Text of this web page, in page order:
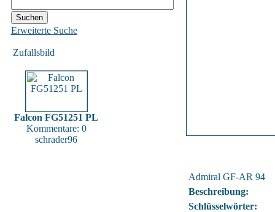
Erweiterte Suche
Zufallsbild
Falcon FG51251 PL
Kommentare: 0
schrader96
Admiral GF-AR 94
Beschreibung:
Schlüsselwörter: